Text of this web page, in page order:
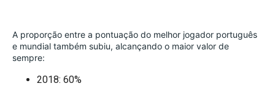
A proporção entre a pontuação do melhor jogador português
e mundial também subiu, alcançando o maior valor de
sempre:
2018: 60%